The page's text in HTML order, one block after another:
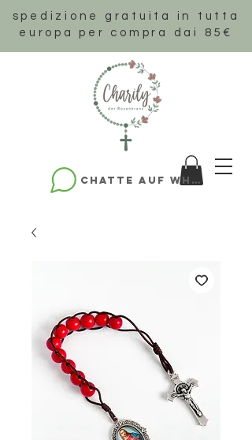
spedizione gratuita in tutta
europa per compra dai 85€
Chatte auf WhatsApp